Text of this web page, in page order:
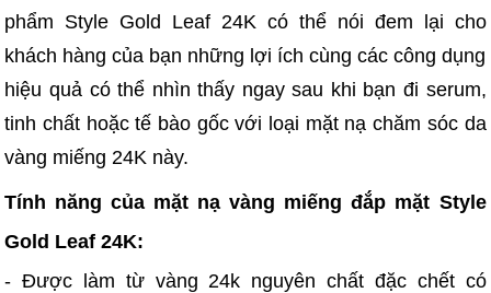
phẩm Style Gold Leaf 24K có thể nói đem lại cho
khách hàng của bạn những lợi ích cùng các công dụng
hiệu quả có thể nhìn thấy ngay sau khi bạn đi serum,
tinh chất hoặc tế bào gốc với loại mặt nạ chăm sóc da
vàng miếng 24K này.
Tính năng của mặt nạ vàng miếng đắp mặt Style
Gold Leaf 24K:
- Được làm từ vàng 24k nguyên chất đặc chết có